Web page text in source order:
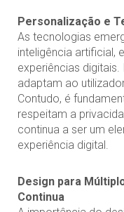
Personalização e
As tecnologias
inteligência artificial,
experiências
adaptam ao
Contudo, é
respeitam a
continua a ser um
experiência digital.
Design para
Continua